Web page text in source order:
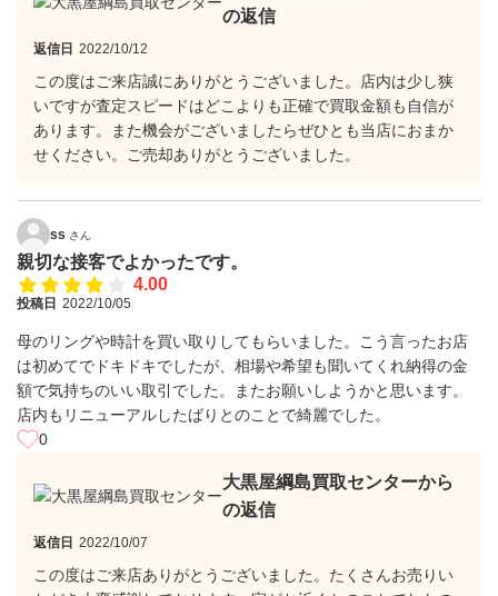
の返信
返信日 2022/10/12
この度はご来店誠にありがとうございました。店内は少し狭
いですが査定スピードはどこよりも正確で買取金額も自信が
あります。また機会がございましたらぜひとも当店におまか
せください。ご売却ありがとうございました。
ss さん
親切な接客でよかったです。
4.00
投稿日 2022/10/05
母のリングや時計を買い取りしてもらいました。こう言ったお店
は初めてでドキドキでしたが、相場や希望も聞いてくれ納得の金
額で気持ちのいい取引でした。またお願いしようかと思います。
店内もリニューアルしたばりとのことで綺麗でした。
0
大黒屋綱島買取センターから
の返信
返信日 2022/10/07
この度はご来店ありがとうございました。たくさんお売りい